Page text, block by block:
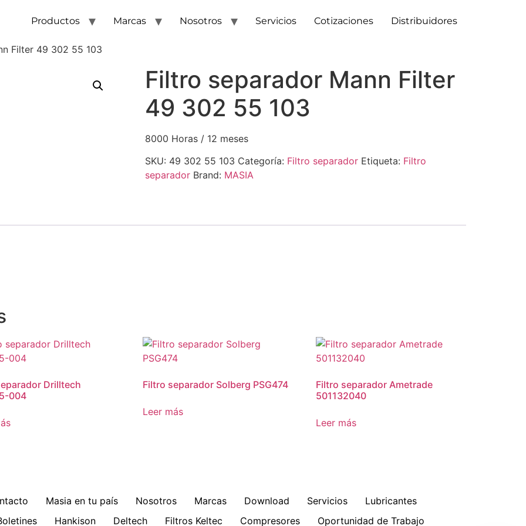
Productos Marcas Nosotros Servicios Cotizaciones Distribuidores
Filter 49 302 55 103
Filtro separador Mann Filter
49 302 55 103
8000 Horas / 12 meses
SKU: 49 302 55 103 Categoría: Filtro separador Etiqueta: Filtro
separador Brand: MASIA
Drilltech
004
Filtro separador Solberg PSG474
Leer más
Filtro separador Ametrade
501132040
Leer más
Masia en tu país Nosotros Marcas Download Servicios
Lubricantes
Hankison Deltech Filtros Keltec Compresores Oportunidad de Trabajo